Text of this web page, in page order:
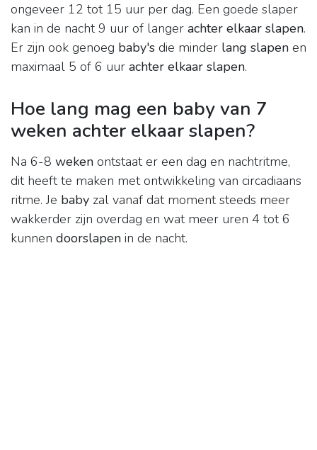
ongeveer 12 tot 15 uur per dag. Een goede slaper
kan in de nacht 9 uur of langer achter elkaar slapen.
Er zijn ook genoeg baby's die minder lang slapen en
maximaal 5 of 6 uur achter elkaar slapen.
Hoe lang mag een baby van 7
weken achter elkaar slapen?
Na 6-8 weken ontstaat er een dag en nachtritme,
dit heeft te maken met ontwikkeling van circadiaans
ritme. Je baby zal vanaf dat moment steeds meer
wakkerder zijn overdag en wat meer uren 4 tot 6
kunnen doorslapen in de nacht.